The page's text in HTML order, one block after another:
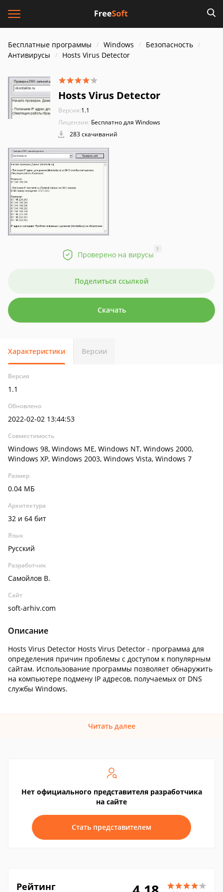
Бесплатные программы Windows
Безопасность
Антивирусы
Hosts Virus Detector
Hosts Virus Detector
Версия:1.1
Лицензия: Бесплатно для Windows
283 скачиваний
Проверено на вирусы
?
Поделиться ссылкой
Скачать
Характеристики Версии
Версия
1.1
Обновлено
2022-02-02 13:44:53
Совместимость
Windows 98, Windows ME, Windows NT, Windows 2000,
Windows XP, Windows 2003, Windows Vista, Windows 7
Размер
0.04 МБ
Архитектура
32 и 64 бит
Язык
Русский
Разработчик
Самойлов В.
Сайт
soft-arhiv.com
Описание
Hosts Virus Detector Hosts Virus Detector - программа для
определения причин проблемы с доступом к популярным
сайтам. Использование программы позволяет обнаружить
на компьютере подмену IP адресов, получаемых от DNS
службы Windows.
Читать далее
Нет официального представителя разработчика
на сайте
Стать представителем
Рейтинг